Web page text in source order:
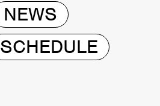
NEWS
SCHEDULE